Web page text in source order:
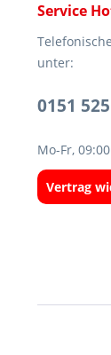
Service
unter:
0151
Mo-Fr,
Vertrag